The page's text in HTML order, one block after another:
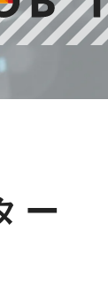
ー